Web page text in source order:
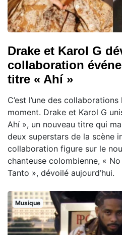
Drake et Karol G
collaboration
titre « Ahí »
C’est l’une des
moment. Drake et Karol G
Ahí », un nouveau titre qui
deux superstars de la scène
collaboration figure sur le
chanteuse colombienne, «
Tanto », dévoilé aujourd’hui.
Musique